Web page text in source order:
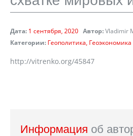
Дата: 1 сентября, 2020 Автор:Vladimir
Категории: Геополитика Геоэкономика
http://vitrenko.org/45847
Информация об